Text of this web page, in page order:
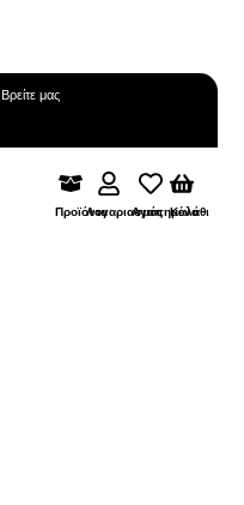
Βρείτε μας
ΠροϊόνταΛογαριασμόςΑγαπημένα
Καλάθι